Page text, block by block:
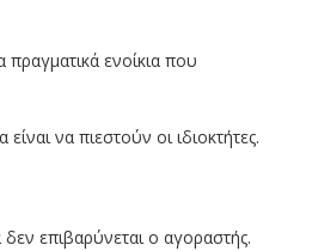
πραγματικά ενοίκια που
να πιεστούν οι ιδιοκτήτες.
επιβαρύνεται ο αγοραστής.